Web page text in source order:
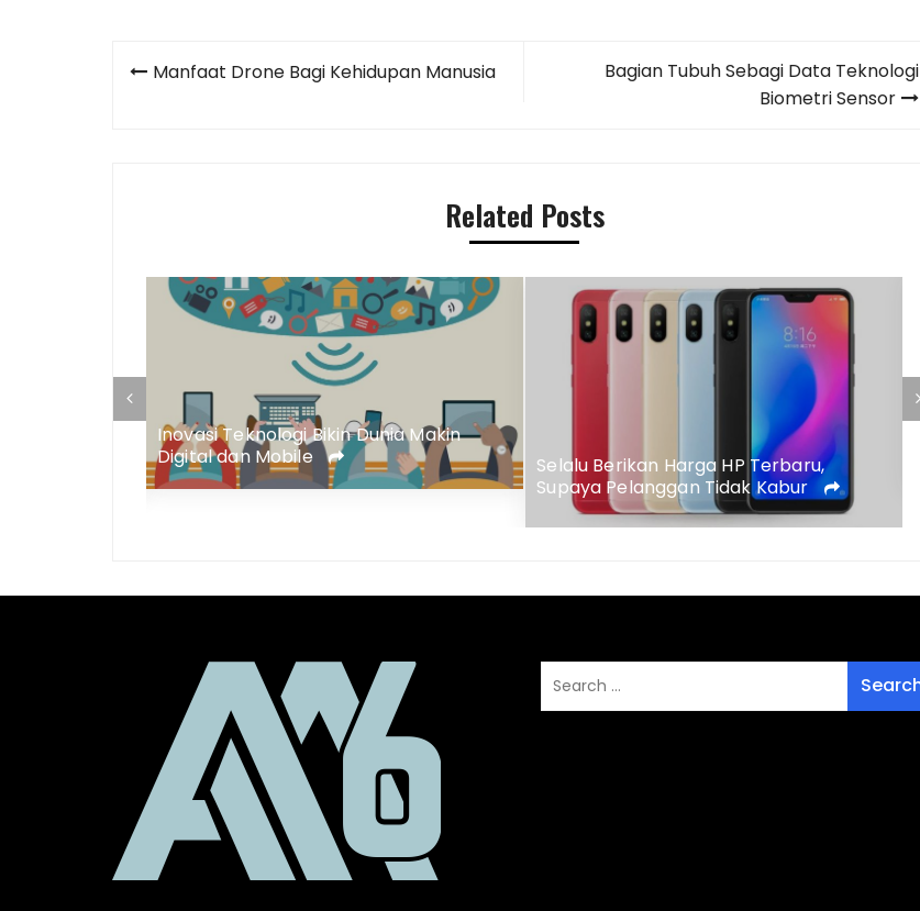
PostManfaat Drone Bagi Kehidupan Manusia
Bagian Tubuh Sebagi Data Teknologi
Biometri Sensor
Related Posts
Inovasi Teknologi Bikin Dunia Makin
Digital dan Mobile
Selalu Berikan Harga HP Terbaru,
Supaya Pelanggan Tidak Kabur